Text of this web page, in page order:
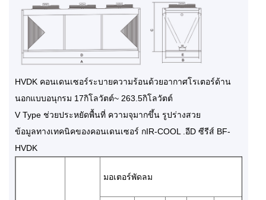
HVDK คอนเดนเซอร์ระบายความร้อนด้วยอากาศโรเตอร์ด้าน
นอกแบบอนุกรม 17กิโลวัตต์~ 263.5กิโลวัตต์
V Type ช่วยประหยัดพื้นที่ ความจุมากขึ้น รูปร่างสวย
ข้อมูลทางเทคนิคของคอนเดนเซอร์ กIR-COOL .อีD ซีรีส์ BF-
HVDK
มอเตอร์พัดลม